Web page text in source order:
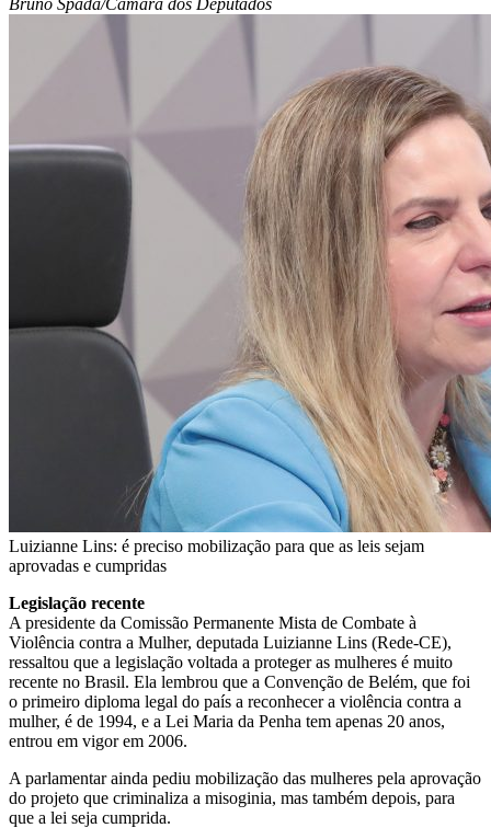
Luizianne Lins: é preciso mobilização para que as leis sejam
aprovadas e cumpridas
Legislação recente
A presidente da Comissão Permanente Mista de Combate à
Violência contra a Mulher, deputada Luizianne Lins (Rede-CE),
ressaltou que a legislação voltada a proteger as mulheres é muito
recente no Brasil. Ela lembrou que a Convenção de Belém, que foi
o primeiro diploma legal do país a reconhecer a violência contra a
mulher, é de 1994, e a Lei Maria da Penha tem apenas 20 anos,
entrou em vigor em 2006.
A parlamentar ainda pediu mobilização das mulheres pela aprovação
do projeto que criminaliza a misoginia, mas também depois, para
que a lei seja cumprida.